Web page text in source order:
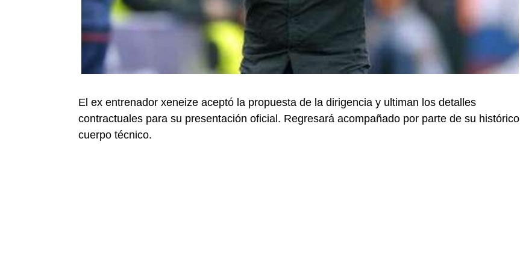
El ex entrenador xeneize aceptó la propuesta de la dirigencia y ultiman los detalles
contractuales para su presentación oficial. Regresará acompañado por parte de su histórico
cuerpo técnico.